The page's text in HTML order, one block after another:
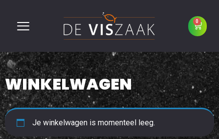
0
WINKELWAGEN
Je winkelwagen is momenteel leeg.